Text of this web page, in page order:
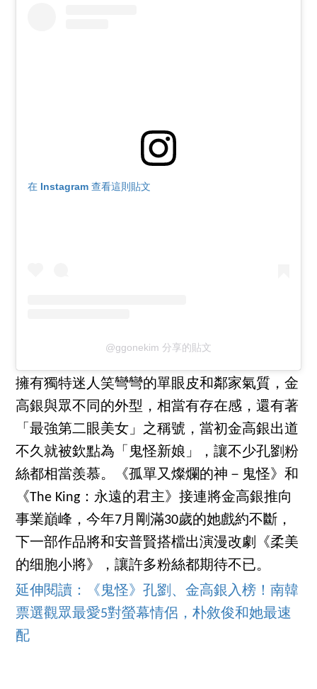
在 Instagram 查看這則貼文
@ggonekim 分享的貼文
擁有獨特迷人笑彎彎的單眼皮和鄰家氣質，金
高銀與眾不同的外型，相當有存在感，還有著
「最強第二眼美女」之稱號，當初金高銀出道
不久就被欽點為「鬼怪新娘」，讓不少孔劉粉
絲都相當羨慕。《孤單又燦爛的神－鬼怪》和
《The King：永遠的君主》接連將金高銀推向
事業巔峰，今年7月剛滿30歲的她戲約不斷，
下一部作品將和安普賢搭檔出演漫改劇《柔美
的细胞小將》，讓許多粉絲都期待不已。
延伸閱讀：《鬼怪》孔劉、金高銀入榜！南韓
票選觀眾最愛5對螢幕情侶，朴敘俊和她最速
配